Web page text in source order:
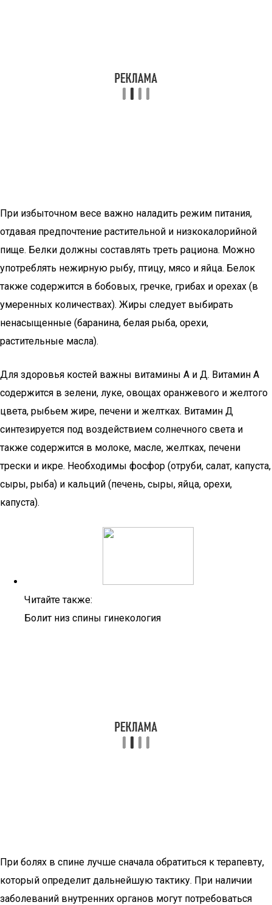
При избыточном весе важно наладить режим питания,
отдавая предпочтение растительной и низкокалорийной
пище. Белки должны составлять треть рациона. Можно
употреблять нежирную рыбу, птицу, мясо и яйца. Белок
также содержится в бобовых, гречке, грибах и орехах (в
умеренных количествах). Жиры следует выбирать
ненасыщенные (баранина, белая рыба, орехи,
растительные масла).
Для здоровья костей важны витамины А и Д. Витамин А
содержится в зелени, луке, овощах оранжевого и желтого
цвета, рыбьем жире, печени и желтках. Витамин Д
синтезируется под воздействием солнечного света и
также содержится в молоке, масле, желтках, печени
трески и икре. Необходимы фосфор (отруби, салат, капуста,
сыры, рыба) и кальций (печень, сыры, яйца, орехи,
капуста).
Читайте также:
Болит низ спины гинекология
При болях в спине лучше сначала обратиться к терапевту,
который определит дальнейшую тактику. При наличии
заболеваний внутренних органов могут потребоваться